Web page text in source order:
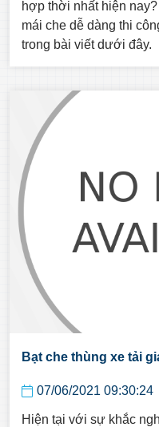
hợp thời nhất hiện
mái che dễ dàng thi
trong bài viết dưới đây.
Bạt che thùng xe tải
07/06/2021 09:30:24
Hiện tại với sự khắc